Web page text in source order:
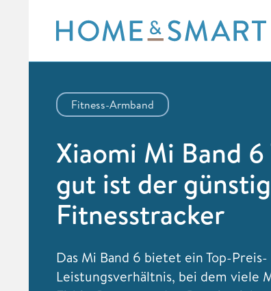
content
Fitness-Armband
Xiaomi Mi Band 6
gut ist der
Fitnesstracker
Das Mi Band 6 bietet ein Top-Preis-
Leistungsverhältnis, bei dem viele